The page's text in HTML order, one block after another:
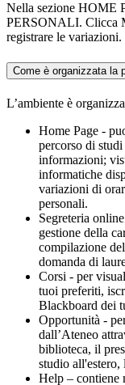
Nella sezione HOME
PERSONALI. Clicca
registrare le variazioni.
Come è organizzata la
L’ambiente è
Home Page -
percorso di
informazioni;
informatiche
variazioni di
personali.
Segreteria
gestione della
compilazione
domanda di
Corsi - per
tuoi preferiti,
Blackboard dei
Opportunità -
dall’Ateneo
biblioteca, il
studio all'estero,
Help – contiene